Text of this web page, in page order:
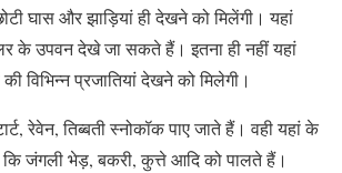
घास और झाड़ियां ही देखने को मिलेंगी। यहां
के उपवन देखे जा सकते हैं। इतना ही नहीं यहां
विभिन्न प्रजातियां देखने को मिलेगी।
रेवेन, तिब्बती स्नोकॉक पाए जाते हैं। वही यहां के
जंगली भेड़, बकरी, कुत्ते आदि को पालते हैं।